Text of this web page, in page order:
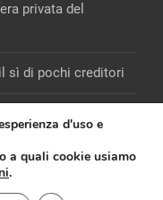
privata del
sì di pochi creditori
d'uso e
a quali cookie usiamo
.